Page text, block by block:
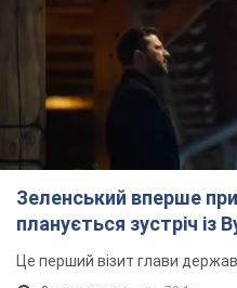
Зеленський вперше
планується зустріч із
Це перший візит глави